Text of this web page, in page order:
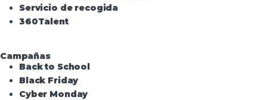
Servicio de recogida
360Talent
Campañas
Back to School
Black Friday
Cyber Monday